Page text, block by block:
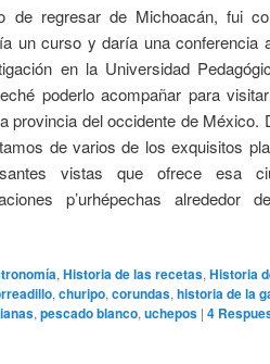
de regresar de Michoacán, fui
un curso y daría una conferencia
en la Universidad
poderlo acompañar para
provincia del occidente de México.
de varios de los exquisitos
vistas que ofrece esa
p’urhépechas alrededor
, Historia de las recetas, Historia
, churipo, corundas, historia de la
, pescado blanco, uchepos | 4